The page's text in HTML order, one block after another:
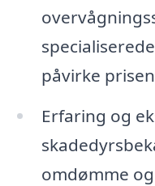
påvirke
Erfaring og
omdømme